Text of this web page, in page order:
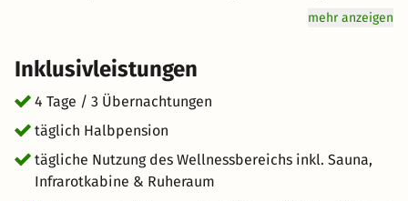
Partner oder der gesamten Familie zu machen. Erkunden
sich am See. In Altaussee hat jeder seinen Spaß. Genuss
wird hier groß geschrieben: Lassen Sie sich vom
Halbpension-Angebot verwöhnen. Freuen Sie sich auf
hervorragenden Service und eine entspannte
Atmosphäre für einen einzigartigen Urlaub. kurz-mal-
weg.de wünscht Ihnen einen großartigen Aufenthalt im
schönen Altaussee.
mehr anzeigen
Inklusivleistungen
4 Tage / 3 Übernachtungen
täglich Halbpension
tägliche Nutzung des Wellnessbereichs inkl. Sauna,
Infrarotkabine & Ruheraum